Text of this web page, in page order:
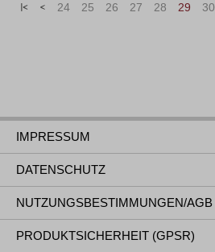
« < 24 25 26 27 28 29 30
IMPRESSUM
DATENSCHUTZ
NUTZUNGSBESTIMMUNGEN/AGB
PRODUKTSICHERHEIT (GPSR)